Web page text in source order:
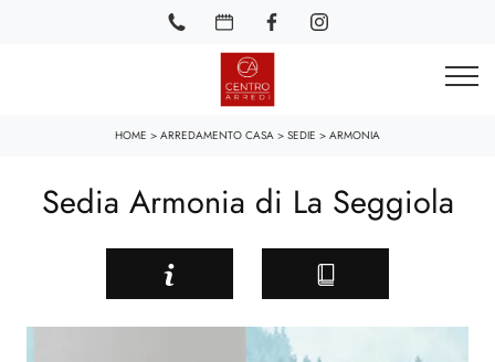
HOME > ARREDAMENTO CASA > SEDIE > ARMONIA
Sedia Armonia di La Seggiola